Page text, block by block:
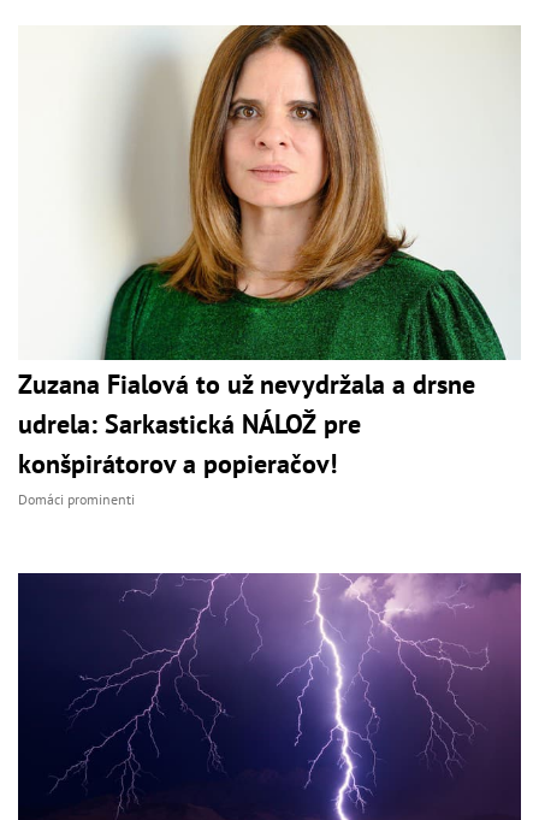
Zuzana Fialová to už nevydržala a drsne
udrela: Sarkastická NÁLOŽ pre
konšpirátorov a popieračov!
Domáci prominenti